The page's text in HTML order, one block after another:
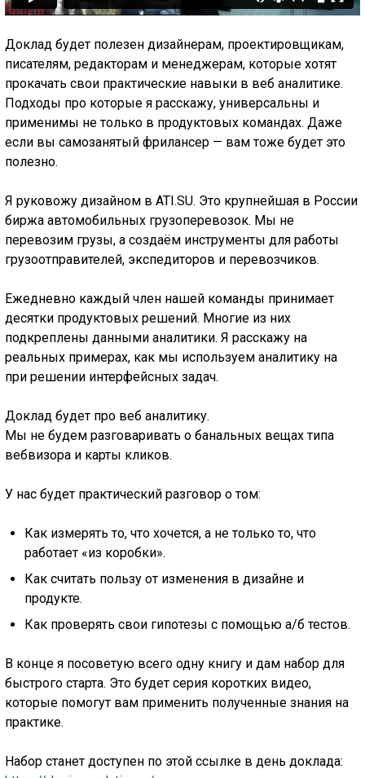
Доклад будет полезен дизайнерам, проектировщикам,
писателям, редакторам и менеджерам, которые хотят
прокачать свои практические навыки в веб аналитике.
Подходы про которые я расскажу, универсальны и
применимы не только в продуктовых командах. Даже
если вы самозанятый фрилансер — вам тоже будет это
полезно.
Я руковожу дизайном в ATI.SU. Это крупнейшая в России
биржа автомобильных грузоперевозок. Мы не
перевозим грузы, а создаём инструменты для работы
грузоотправителей, экспедиторов и перевозчиков.
Ежедневно каждый член нашей команды принимает
десятки продуктовых решений. Многие из них
подкреплены данными аналитики. Я расскажу на
реальных примерах, как мы используем аналитику на
при решении интерфейсных задач.
Доклад будет про веб аналитику.
Мы не будем разговаривать о банальных вещах типа
вебвизора и карты кликов.
У нас будет практический разговор о том:
Как измерять то, что хочется, а не только то, что
работает «из коробки».
Как считать пользу от изменения в дизайне и
продукте.
Как проверять свои гипотезы с помощью а/б тестов.
В конце я посоветую всего одну книгу и дам набор для
быстрого старта. Это будет серия коротких видео,
которые помогут вам применить полученные знания на
практике.
Набор станет доступен по этой ссылке в день доклада: